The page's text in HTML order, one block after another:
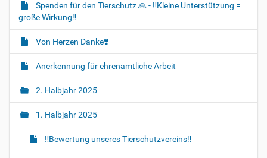
Spenden für den Tierschutz 🙏 - ‼️Kleine Unterstützung =
große Wirkung‼️
Von Herzen Danke❣️
Anerkennung für ehrenamtliche Arbeit
2. Halbjahr 2025
1. Halbjahr 2025
‼Bewertung unseres Tierschutzvereins‼